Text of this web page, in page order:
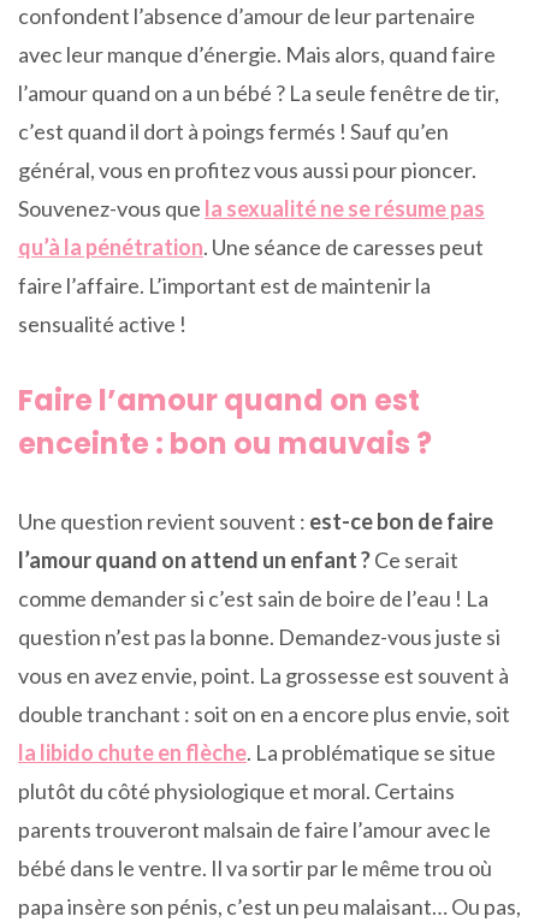
confondent l’absence d’amour de leur partenaire
avec leur manque d’énergie. Mais alors, quand faire
l’amour quand on a un bébé ? La seule fenêtre de tir,
c’est quand il dort à poings fermés ! Sauf qu’en
général, vous en profitez vous aussi pour pioncer.
Souvenez-vous que la sexualité ne se résume pas
qu’à la pénétration. Une séance de caresses peut
faire l’affaire. L’important est de maintenir la
sensualité active !
Faire l’amour quand on est
enceinte : bon ou mauvais ?
Une question revient souvent : est-ce bon de faire
l’amour quand on attend un enfant ?Ce serait
comme demander si c’est sain de boire de l’eau ! La
question n’est pas la bonne. Demandez-vous juste si
vous en avez envie, point. La grossesse est souvent à
double tranchant : soit on en a encore plus envie, soit
la libido chute en flèche. La problématique se situe
plutôt du côté physiologique et moral. Certains
parents trouveront malsain de faire l’amour avec le
bébé dans le ventre. Il va sortir par le même trou où
papa insère son pénis, c’est un peu malaisant… Ou pas,